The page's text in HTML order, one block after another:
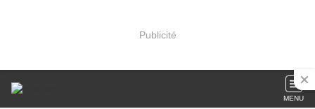
Publicité
MENU